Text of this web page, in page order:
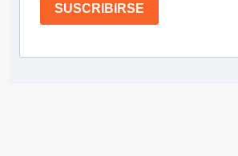
SUSCRIBIRSE